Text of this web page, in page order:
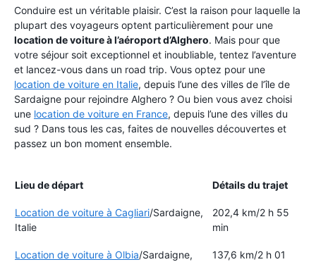
Conduire est un véritable plaisir. C’est la raison pour laquelle la
plupart des voyageurs optent particulièrement pour une
location de voiture à l’aéroport d’Alghero. Mais pour que
votre séjour soit exceptionnel et inoubliable, tentez l’aventure
et lancez-vous dans un road trip. Vous optez pour une
location de voiture en Italie, depuis l’une des villes de l’île de
Sardaigne pour rejoindre Alghero ? Ou bien vous avez choisi
une location de voiture en France, depuis l’une des villes du
sud ? Dans tous les cas, faites de nouvelles découvertes et
passez un bon moment ensemble.
Lieu de départ Détails du trajet
Location de voiture à Cagliari/Sardaigne,
Italie
202,4 km/2 h 55
min
Location de voiture à Olbia/Sardaigne,
137,6 km/2 h 01